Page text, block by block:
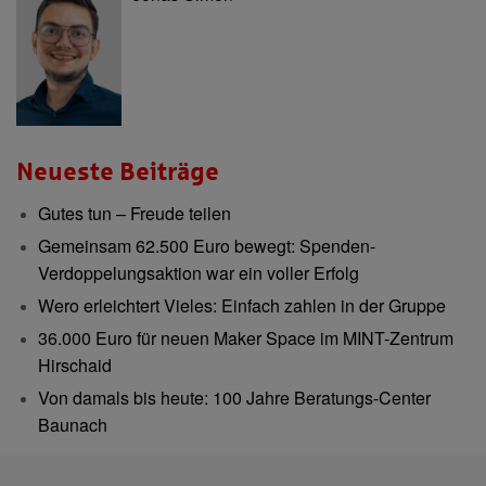
Neueste Beiträge
Gutes tun – Freude teilen
Gemeinsam 62.500 Euro bewegt: Spenden-
Verdoppelungsaktion war ein voller Erfolg
Wero erleichtert Vieles: Einfach zahlen in der Gruppe
36.000 Euro für neuen Maker Space im MINT-Zentrum
Hirschaid
Von damals bis heute: 100 Jahre Beratungs-Center
Baunach